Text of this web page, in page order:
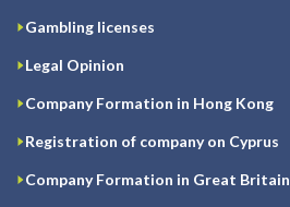
Gambling licenses
Legal Opinion
Company Formation in Hong Kong
Registration of company on Cyprus
Company Formation in Great Britain